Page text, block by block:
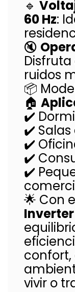
🔹
60 Hz:
🔇
ruidos
📦
🏠
✔️
✔️ Salas
✔️
✔️
✔️
🌟 Con
Inverter
vivir o